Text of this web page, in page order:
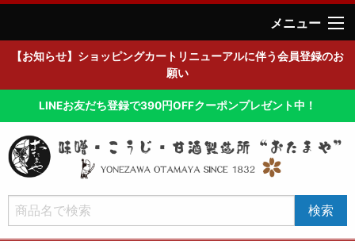
メニュー
【お知らせ】ショッピングカートリニューアルに伴う会員登録のお
願い
LINEお友だち登録で390円OFFクーポンプレゼント中！